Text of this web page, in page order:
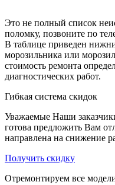
Это не полный список
поломку, позвоните по
В таблице приведен
морозильника или
стоимость ремонта
диагностических работ.
Гибкая система скидок
Уважаемые Наши
готова предложить Вам
направлена на снижение
Получить скидку
Отремонтируем все